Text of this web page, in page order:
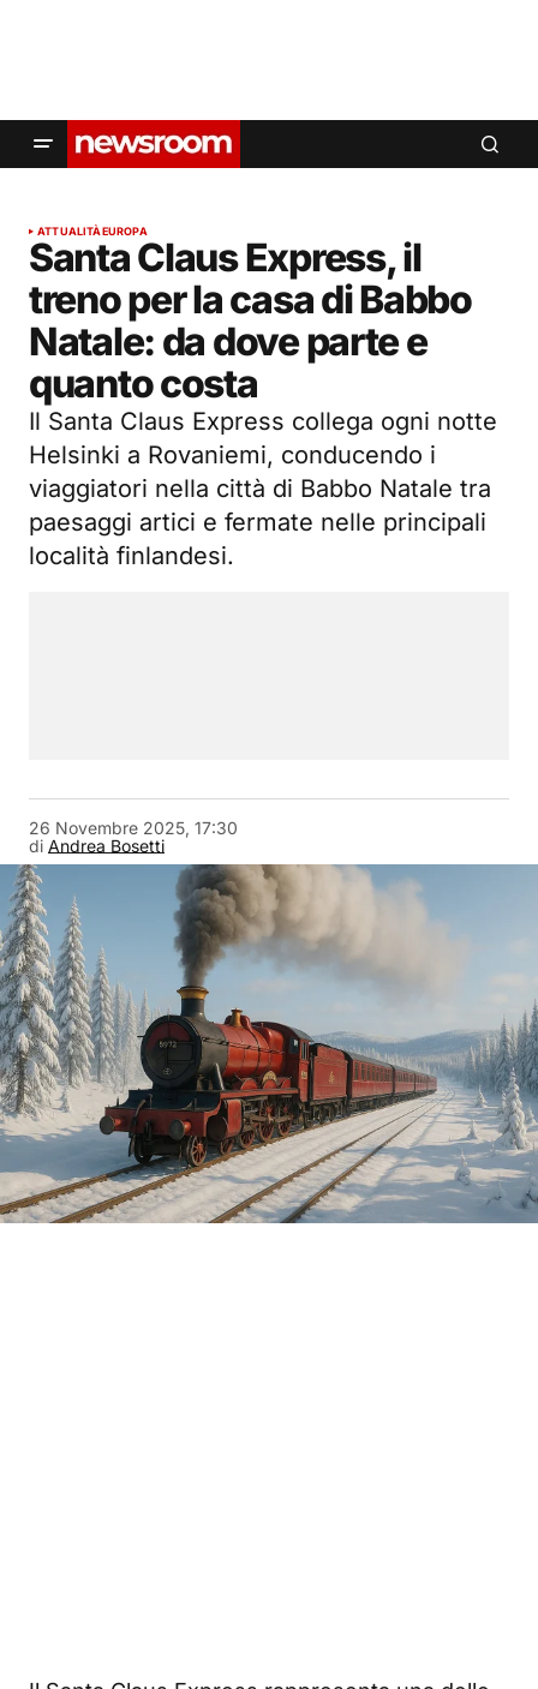
ATTUALITÀEUROPA
Santa Claus Express, il
treno per la casa di Babbo
Natale: da dove parte e
quanto costa
Il Santa Claus Express collega ogni notte
Helsinki a Rovaniemi, conducendo i
viaggiatori nella città di Babbo Natale tra
paesaggi artici e fermate nelle principali
località finlandesi.
di Andrea Bosetti
26 Novembre 2025, 17:30